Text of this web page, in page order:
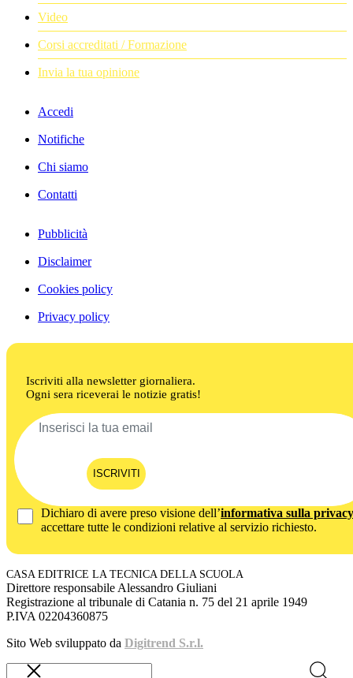
Video
Corsi accreditati / Formazione
Invia la tua opinione
Accedi
Notifiche
Chi siamo
Contatti
Pubblicità
Disclaimer
Cookies policy
Privacy policy
Iscriviti alla newsletter giornaliera.
Ogni sera riceverai le notizie gratis!
ISCRIVITI
Dichiaro di avere preso visione dell’informativa sulla privacy
accettare tutte le condizioni relative al servizio richiesto.
CASA EDITRICE LA TECNICA DELLA SCUOLA
Direttore responsabile Alessandro Giuliani
Registrazione al tribunale di Catania n. 75 del 21 aprile 1949
P.IVA 02204360875
Sito Web sviluppato da Digitrend S.r.l.